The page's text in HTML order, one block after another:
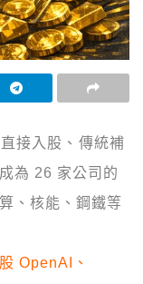
接入股、傳統補
為 26 家公司的
、核能、鋼鐵等
OpenAI、